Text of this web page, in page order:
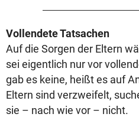
Vollendete Tatsachen
Auf die Sorgen der Eltern
sei eigentlich nur vor
gab es keine, heißt es auf
Eltern sind verzweifelt,
sie – nach wie vor – nicht.